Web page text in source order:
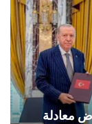
معادلة